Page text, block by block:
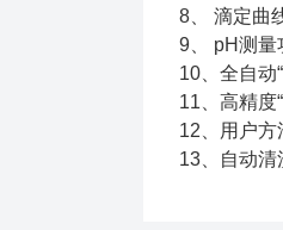
8、 滴定曲
9、 pH测量
10、全自动
11、高精度
12、用户
13、自动